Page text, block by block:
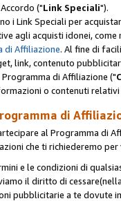
("Link Speciali").
i Link Speciali per
agli acquisti idonei,
di Affiliazione. Al fine di
link, contenuto
di Affiliazione ("
o contenuti
di
al Programma di
che ti richiederemo
e le condizioni di
il diritto di
pubblicitarie a te dovute